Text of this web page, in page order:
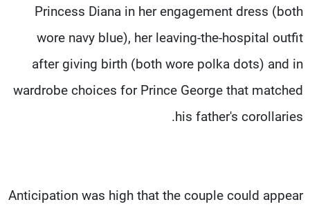
Princess Diana in her engagement dress (both
wore navy blue), her leaving-the-hospital outfit
after giving birth (both wore polka dots) and in
wardrobe choices for Prince George that matched
his father's corollaries.
Anticipation was high that the couple could appear
لاعلاناتكم
شروط الإسـتخدام